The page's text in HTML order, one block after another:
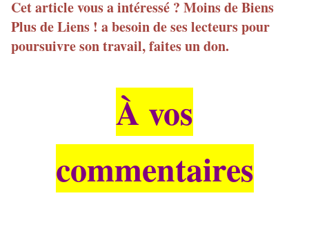
Cet article vous a intéressé ? Moins de Biens
Plus de Liens ! a besoin de ses lecteurs pour
poursuivre son travail, faites un don.
À vos
commentaires